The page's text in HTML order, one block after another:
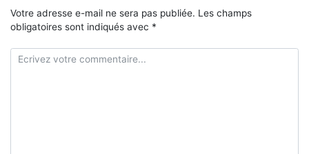
Votre adresse e-mail ne sera pas publiée. Les champs
obligatoires sont indiqués avec *